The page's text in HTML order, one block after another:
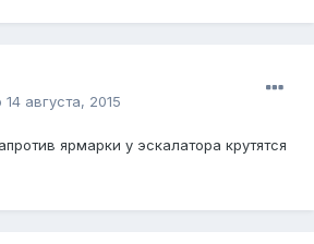
14 августа, 2015
ярмарки у эскалатора крутятся